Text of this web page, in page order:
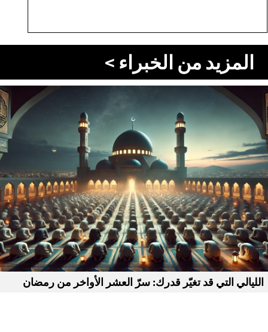
المزيد من الخبراء >
الليالي التي قد تغيّر قدرك: سرّ العشر الأواخر من رمضان